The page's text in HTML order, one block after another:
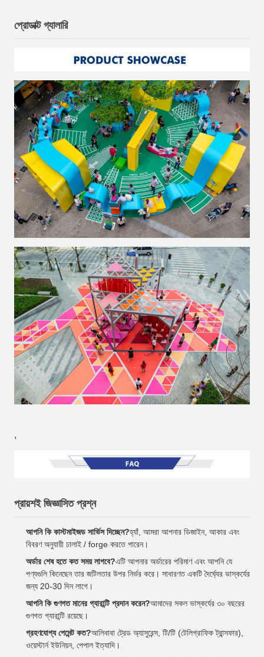
প্রোডাক্ট গ্যালারি
,
প্রায়শই জিজ্ঞাসিত প্রশ্ন
আপনি কি কাস্টমাইজড সার্ভিস দিচ্ছেন?হ্যাঁ, আমরা আপনার ডিজাইন, আকার এবং
বিবরণ অনুযায়ী ঢালাই / forge করতে পারেন।
অর্ডার শেষ হতে কত সময় লাগবে?এটি আপনার অর্ডারের পরিমাণ এবং আপনি যে
পণ্যগুলি কিনেছেন তার জটিলতার উপর নির্ভর করে। সাধারণত একটি দৈর্ঘ্যের ভাস্কর্যের
জন্য 20-30 দিন লাগে।
আপনি কি গুণগত মানের গ্যারান্টি প্রদান করেন?আমাদের সকল ভাস্কর্যের ৩০ বছরের
গুণগত গ্যারান্টি রয়েছে।
গ্রহণযোগ্য পেমেন্ট কত?আলিবাবা ট্রেড অ্যাসুরেন্স, টি/টি (টেলিগ্রাফিক ট্রান্সফার),
ওয়েস্টার্ন ইউনিয়ন, পেপাল ইত্যাদি।